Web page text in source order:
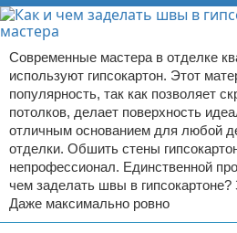
Современные мастера в отделке
используют гипсокартон. Этот
популярность, так как позволяет
потолков, делает поверхность
отличным основанием для любой
отделки. Обшить стены
непрофессионал. Единственной
чем заделать швы в
Даже максимально ровно